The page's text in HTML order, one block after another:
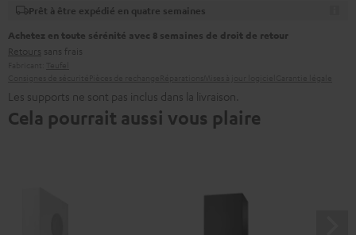
Prêt à être expédié en quatre semaines
Achetez en toute sérénité avec 8 semaines de droit de retour
Retours sans frais
Les supports ne sont pas inclus dans la livraison.
Cela pourrait aussi vous plaire